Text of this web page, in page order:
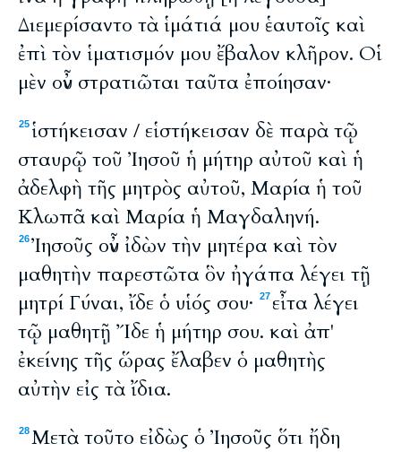
Διεμερίσαντο τὰ ἱμάτιά μου ἑαυτοῖς καὶ
ἐπὶ τὸν ἱματισμόν μου ἔβαλον κλῆρον. Οἱ
μὲν οὖν στρατιῶται ταῦτα ἐποίησαν·
25 ἱστήκεισαν / εἱστήκεισαν δὲ παρὰ τῷ
σταυρῷ τοῦ Ἰησοῦ ἡ μήτηρ αὐτοῦ καὶ ἡ
ἀδελφὴ τῆς μητρὸς αὐτοῦ, Μαρία ἡ τοῦ
Κλωπᾶ καὶ Μαρία ἡ Μαγδαληνή.
26Ἰησοῦς οὖν ἰδὼν τὴν μητέρα καὶ τὸν
μαθητὴν παρεστῶτα ὃν ἠγάπα λέγει τῇ
μητρί Γύναι, ἴδε ὁ υἱός σου·
27 εἶτα λέγει
τῷ μαθητῇ Ἴδε ἡ μήτηρ σου. καὶ ἀπ'
ἐκείνης τῆς ὥρας ἔλαβεν ὁ μαθητὴς
αὐτὴν εἰς τὰ ἴδια.
28Μετὰ τοῦτο εἰδὼς ὁ Ἰησοῦς ὅτι ἤδη